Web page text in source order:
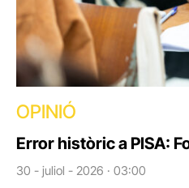
OPINIÓ
Error històric a PISA:
30 - juliol - 2026 · 03:00